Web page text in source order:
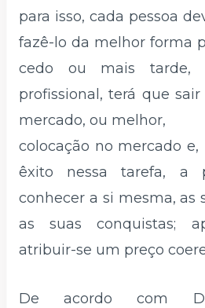
para isso, cada pessoa
fazê-lo da melhor forma
cedo ou mais tarde,
profissional, terá que
mercado, ou melhor,
colocação no mercado
êxito nessa tarefa, a
conhecer a si mesma, as
as suas conquistas;
atribuir-se um preço
De acordo com